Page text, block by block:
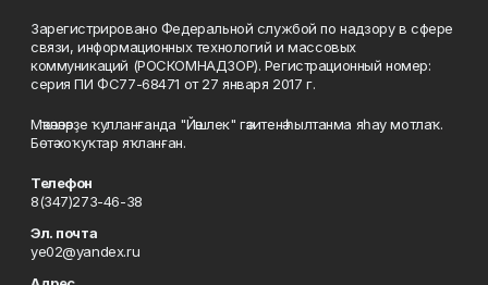
Зарегистрировано Федеральной службой по надзору в сфере
связи, информационных технологий и массовых
коммуникаций (РОСКОМНАДЗОР). Регистрационный номер:
серия ПИ ФС77-68471 от 27 января 2017 г.
Мәҡәләләрҙе ҡулланғанда "Йәшлек" гәзитенә һылтанма яһау мотлаҡ.
Бөтә хоҡуҡтар яҡланған.
Телефон
8(347)273-46-38
Эл. почта
ye02@yandex.ru